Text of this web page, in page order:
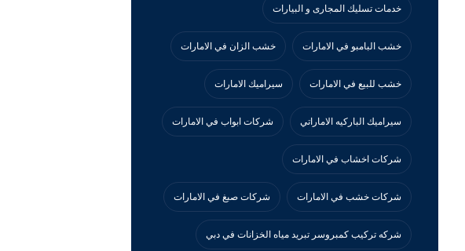
خدمات تسليك المجارى و البيارات
خشب البامبو في الامارات خشب الزان في الامارات
خشب للبيع في الامارات سيراميك الامارات
سيراميك الباركيه الاماراتي شركات ابواب في الامارات
شركات اخشاب في الامارات
شركات خشب في الامارات شركات صبغ في الامارات
شركه تركيب كمبروسر تبريد مياه الخزانات في دبي